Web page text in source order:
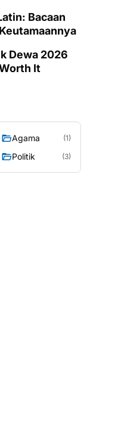
Bacaan
Dewa 2026
It
Agama (1)
Politik (3)